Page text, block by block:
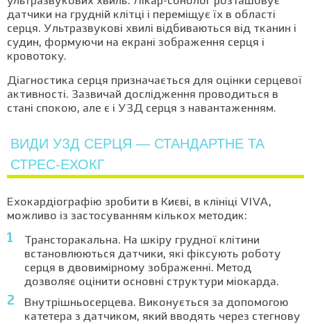
датчики на грудній клітці і переміщує їх в області
серця. Ультразвукові хвилі відбиваються від тканин і
судин, формуючи на екрані зображення серця і
кровотоку.
Діагностика серця призначається для оцінки серцевої
активності. Зазвичай дослідження проводиться в
стані спокою, але є і УЗД серця з навантаженням.
ВИДИ УЗД СЕРЦЯ — СТАНДАРТНЕ ТА
СТРЕС-ЕХОКГ
Ехокардіографію зробити в Києві, в клініці VIVA,
можливо із застосуванням кількох методик:
Трансторакальна. На шкіру грудної клітини
встановлюються датчики, які фіксують роботу
серця в двовимірному зображенні. Метод
дозволяє оцінити основні структури міокарда.
Внутрішньосерцева. Виконується за допомогою
катетера з датчиком, який вводять через стегнову